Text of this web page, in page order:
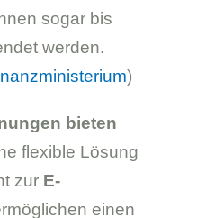
sogar bis
werden.
)
bieten
flexible Lösung
zur E-
einen